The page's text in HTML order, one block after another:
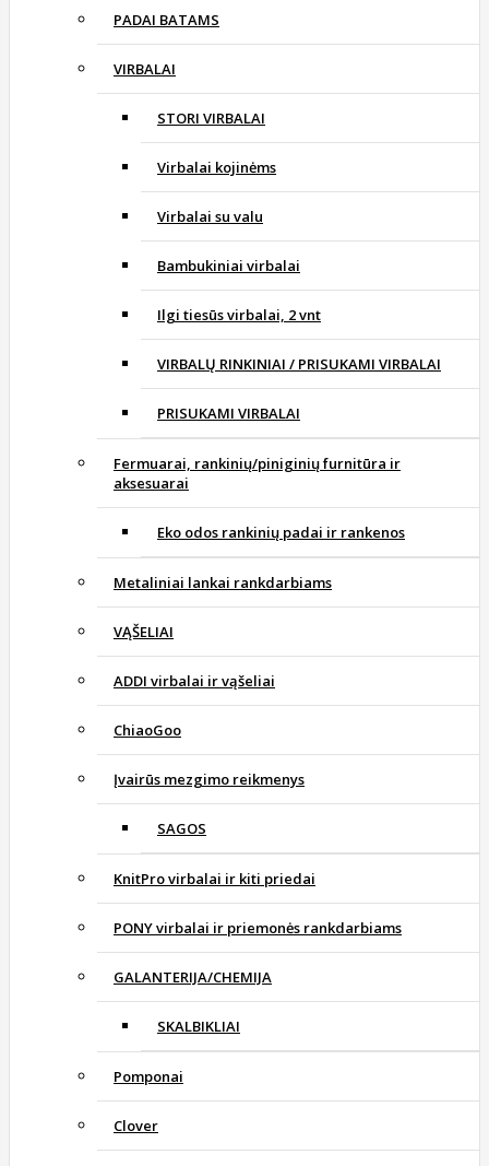
PADAI BATAMS
VIRBALAI
STORI VIRBALAI
Virbalai kojinėms
Virbalai su valu
Bambukiniai virbalai
Ilgi tiesūs virbalai, 2 vnt
VIRBALŲ RINKINIAI / PRISUKAMI VIRBALAI
PRISUKAMI VIRBALAI
Fermuarai, rankinių/piniginių furnitūra ir
aksesuarai
Eko odos rankinių padai ir rankenos
Metaliniai lankai rankdarbiams
VĄŠELIAI
ADDI virbalai ir vąšeliai
ChiaoGoo
Įvairūs mezgimo reikmenys
SAGOS
KnitPro virbalai ir kiti priedai
PONY virbalai ir priemonės rankdarbiams
GALANTERIJA/CHEMIJA
SKALBIKLIAI
Pomponai
Clover